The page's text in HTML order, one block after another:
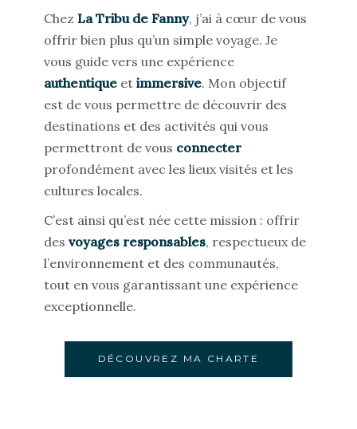
Chez La Tribu de Fanny, j’ai à cœur de vous
offrir bien plus qu’un simple voyage. Je
vous guide vers une expérience
authentique et immersive. Mon objectif
est de vous permettre de découvrir des
destinations et des activités qui vous
permettront de vous connecter
profondément avec les lieux visités et les
cultures locales.
C’est ainsi qu’est née cette mission : offrir
des voyages responsables, respectueux de
l’environnement et des communautés,
tout en vous garantissant une expérience
exceptionnelle.
DÉCOUVREZ MA CHARTE